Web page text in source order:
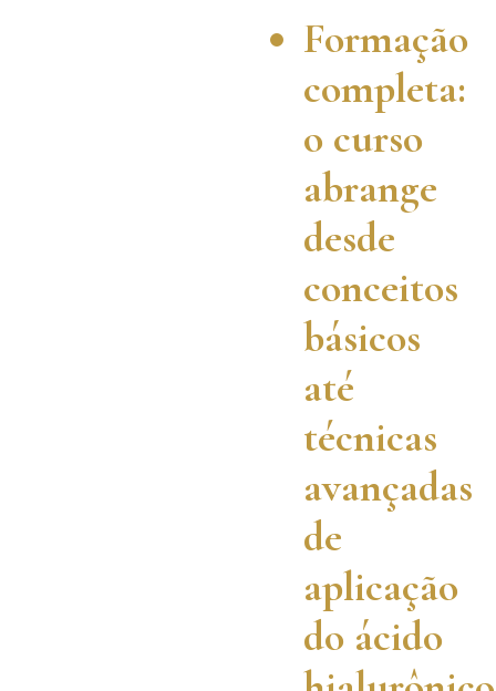
Formação
completa:
o curso
abrange
desde
conceitos
básicos
até
técnicas
avançadas
de
aplicação
do ácido